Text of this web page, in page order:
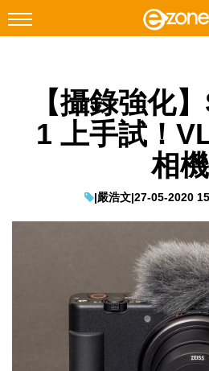
Facebook Instagram
科技焦點
教學評測
Enterprise Digital Transformation
【攝錄強化
1 上手試！
相機
|嚴浩文|27-05-2020